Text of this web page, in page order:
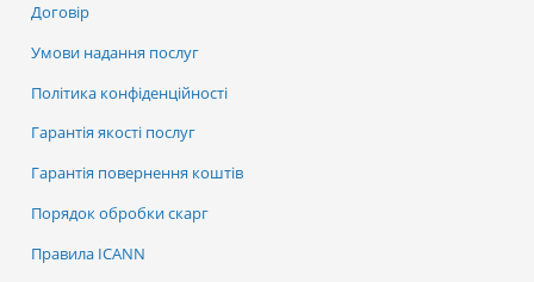
Договір
Умови надання послуг
Політика конфіденційності
Гарантія якості послуг
Гарантія повернення коштів
Порядок обробки скарг
Правила ICANN